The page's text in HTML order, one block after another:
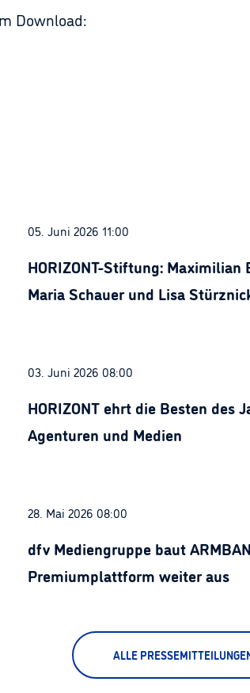
Download:
05. Juni 2026 11:00
HORIZONT-Stiftung: Maximilian
Maria Schauer und Lisa
03. Juni 2026 08:00
HORIZONT ehrt die Besten des
Agenturen und Medien
28. Mai 2026 08:00
dfv Mediengruppe baut
Premiumplattform weiter aus
ALLE